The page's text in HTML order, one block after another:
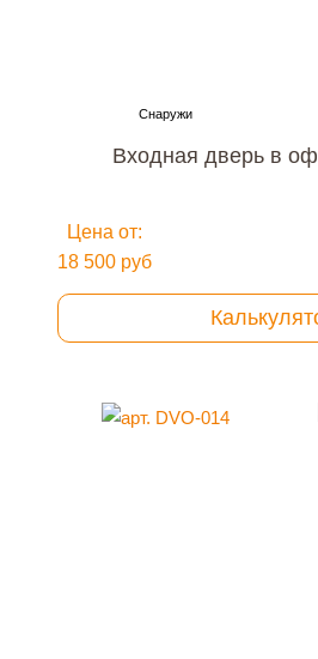
Входная дверь в
Цена от:
18 500 руб